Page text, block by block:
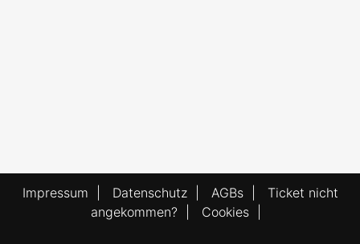
Impressum Datenschutz| AGBs| Ticket nicht
angekommen?
Cookies